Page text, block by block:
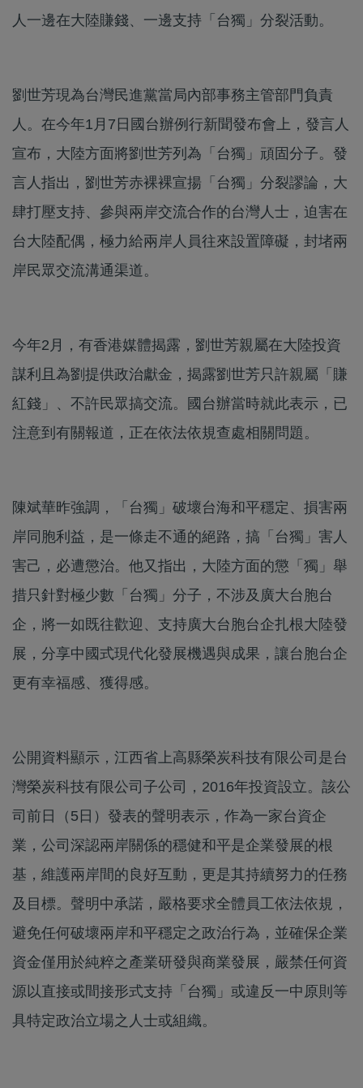
人一邊在大陸賺錢、一邊支持「台獨」分裂活動。
劉世芳現為台灣民進黨當局內部事務主管部門負責
人。在今年1月7日國台辦例行新聞發布會上，發言人
宣布，大陸方面將劉世芳列為「台獨」頑固分子。發
言人指出，劉世芳赤裸裸宣揚「台獨」分裂謬論，大
肆打壓支持、參與兩岸交流合作的台灣人士，迫害在
台大陸配偶，極力給兩岸人員往來設置障礙，封堵兩
岸民眾交流溝通渠道。
今年2月，有香港媒體揭露，劉世芳親屬在大陸投資
謀利且為劉提供政治獻金，揭露劉世芳只許親屬「賺
紅錢」、不許民眾搞交流。國台辦當時就此表示，已
注意到有關報道，正在依法依規查處相關問題。
陳斌華昨強調，「台獨」破壞台海和平穩定、損害兩
岸同胞利益，是一條走不通的絕路，搞「台獨」害人
害己，必遭懲治。他又指出，大陸方面的懲「獨」舉
措只針對極少數「台獨」分子，不涉及廣大台胞台
企，將一如既往歡迎、支持廣大台胞台企扎根大陸發
展，分享中國式現代化發展機遇與成果，讓台胞台企
更有幸福感、獲得感。
公開資料顯示，江西省上高縣榮炭科技有限公司是台
灣榮炭科技有限公司子公司，2016年投資設立。該公
司前日（5日）發表的聲明表示，作為一家台資企
業，公司深認兩岸關係的穩健和平是企業發展的根
基，維護兩岸間的良好互動，更是其持續努力的任務
及目標。聲明中承諾，嚴格要求全體員工依法依規，
避免任何破壞兩岸和平穩定之政治行為，並確保企業
資金僅用於純粹之產業研發與商業發展，嚴禁任何資
源以直接或間接形式支持「台獨」或違反一中原則等
具特定政治立場之人士或組織。